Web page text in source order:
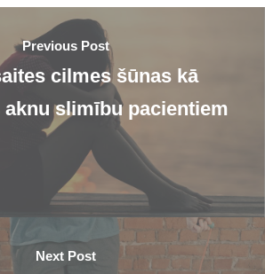
Previous Post
cilmes šūnas kā
slimību pacientiem
Next Post